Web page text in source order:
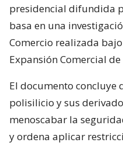
presidencial difundida
basa en una
Comercio realizada
Expansión Comercial de
El documento concluye
polisilicio y sus
menoscabar la
y ordena aplicar